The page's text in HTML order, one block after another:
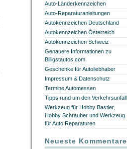
Auto-Länderkennzeichen
Auto-Reparaturanleitungen
Autokennzeichen Deutschland
Autokennzeichen Österreich
Autokennzeichen Schweiz
Genauere Informationen zu
Billigstautos.com
Geschenke für Autoliebhaber
Impressum & Datenschutz
Termine Automessen
Tipps rund um den Verkehrsunfall
Werkzeug für Hobby Bastler,
Hobby Schrauber und Werkzeug
für Auto Reparaturen
Neueste Kommentare